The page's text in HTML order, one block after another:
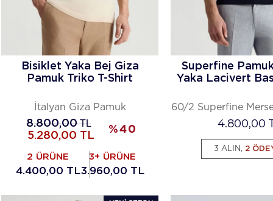
Bisiklet Yaka Bej Giza
Pamuk Triko T-Shirt
İtalyan Giza Pamuk
8.800,00TL
5.280,00 TL
%40
2 ÜRÜNE
4.400,00 TL
3+ ÜRÜNE
3.960,00 TL
Superfine
Yaka Lacivert
60/2 Superfine
4.800,00
3 ALIN, 2